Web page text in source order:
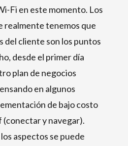
Fi en este momento. Los
realmente tenemos que
del cliente son los puntos
desde el primer día
plan de negocios
en algunos
de bajo costo
(conectar y navegar).
aspectos se puede